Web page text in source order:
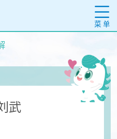
菜 单
武